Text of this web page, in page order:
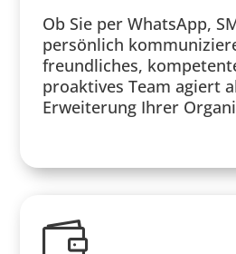
Ob Sie per WhatsApp,
persönlich
freundliches,
proaktives Team agiert
Erweiterung Ihrer
